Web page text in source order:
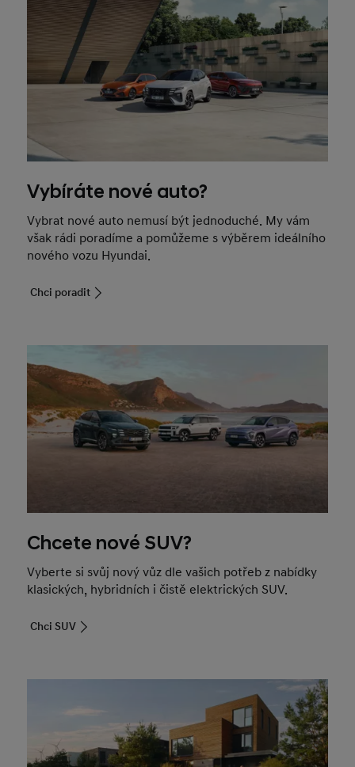
Vybíráte nové auto?
Vybrat nové auto nemusí být jednoduché. My vám
však rádi poradíme a pomůžeme s výběrem ideálního
nového vozu Hyundai.
Chci poradit
Chcete nové SUV?
Vyberte si svůj nový vůz dle vašich potřeb z nabídky
klasických, hybridních i čistě elektrických SUV.
Chci SUV